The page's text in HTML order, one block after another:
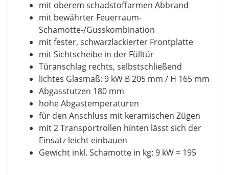
mit oberem schadstoffarmen Abbrand
mit bewährter Feuerraum-
Schamotte-/Gusskombination
mit fester, schwarzlackierter Frontplatte
mit Sichtscheibe in der Fülltür
Türanschlag rechts, selbstschließend
lichtes Glasmaß: 9 kW B 205 mm / H 165 mm
Abgasstutzen 180 mm
hohe Abgastemperaturen
für den Anschluss mit keramischen Zügen
mit 2 Transportrollen hinten lässt sich der
Einsatz leicht einbauen
Gewicht inkl. Schamotte in kg: 9 kW = 195